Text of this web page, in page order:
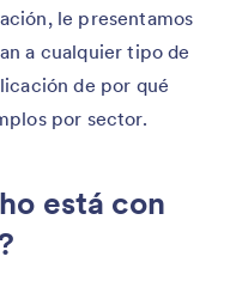
le presentamos
a cualquier tipo de
de por qué
por sector.
está con